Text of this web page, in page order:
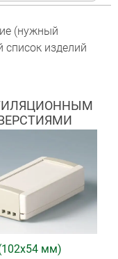
(нужный
изделий
мм)